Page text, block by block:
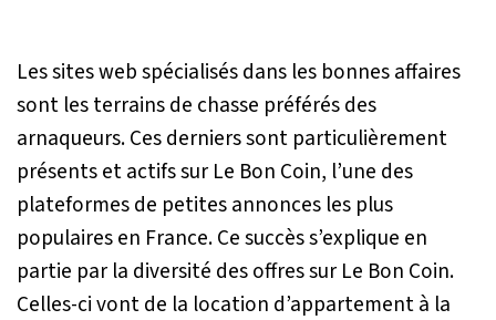
Les sites web spécialisés dans les bonnes affaires
sont les terrains de chasse préférés des
arnaqueurs. Ces derniers sont particulièrement
présents et actifs sur Le Bon Coin, l’une des
plateformes de petites annonces les plus
populaires en France. Ce succès s’explique en
partie par la diversité des offres sur Le Bon Coin.
Celles-ci vont de la location d’appartement à la